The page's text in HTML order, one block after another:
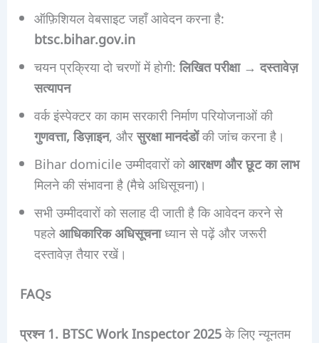
ऑफ़िशियल वेबसाइट जहाँ आवेदन करना है:
btsc.bihar.gov.in
चयन प्रक्रिया दो चरणों में होगी:लिखित परीक्षा→दस्तावेज़
सत्यापन
वर्क इंस्पेक्टर का काम सरकारी निर्माण परियोजनाओं की
गुणवत्ता, डिज़ाइन, औरसुरक्षा मानदंडोंकी जांच करना है।
Bihar domicile उम्मीदवारों कोआरक्षण और छूट का लाभ
मिलने की संभावना है (मैचे अधिसूचना)।
सभी उम्मीदवारों को सलाह दी जाती है कि आवेदन करने से
पहलेआधिकारिक अधिसूचनाध्यान से पढ़ें और जरूरी
दस्तावेज़ तैयार रखें।
FAQs
प्रश्न 1. BTSC Work Inspector 2025के लिए न्यूनतम